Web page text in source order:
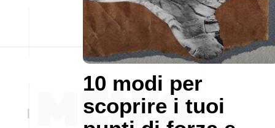
10 modi per
scoprire i tuoi